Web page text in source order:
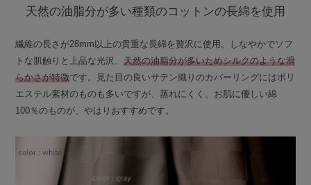
天然の油脂分が多い種類のコットンの長綿を使用
繊維の長さが28mm以上の貴重な長綿を贅沢に使用。しなやかでソフ
トな肌触りと上品な光沢、天然の油脂分が多いためシルクのような滑
らかさが特徴です。見た目の良いサテン織りのカバーリングにはポリ
エステル素材のものも多いですが、蒸れにくく、お肌に優しい綿
100％のものが、やはりおすすめです。